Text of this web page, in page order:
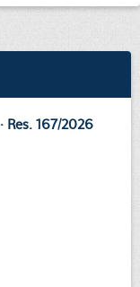
Res. 167/2026